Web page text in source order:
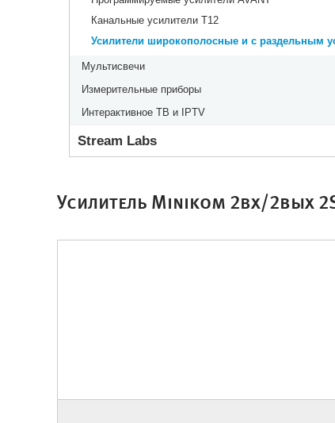
Канальные усилители Т12
Усилители широкополосные и с раздельным
Мультисвечи
Измерительные приборы
Интерактивное ТВ и IPTV
Stream Labs
Усилитель Minikom 2вх/2вых